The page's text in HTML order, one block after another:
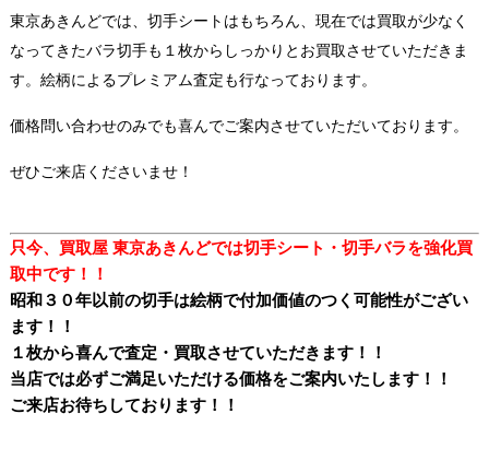
東京あきんどでは、切手シートはもちろん、現在では買取が少なく
なってきたバラ切手も１枚からしっかりとお買取させていただきま
す。絵柄によるプレミアム査定も行なっております。
価格問い合わせのみでも喜んでご案内させていただいております。
ぜひご来店くださいませ！
只今、買取屋 東京あきんどでは切手シート・切手バラを強化買
取中です！！
昭和３０年以前の切手は絵柄で付加価値のつく可能性がござい
ます！！
１枚から喜んで査定・買取させていただきます！！
当店では必ずご満足いただける価格をご案内いたします！！
ご来店お待ちしております！！